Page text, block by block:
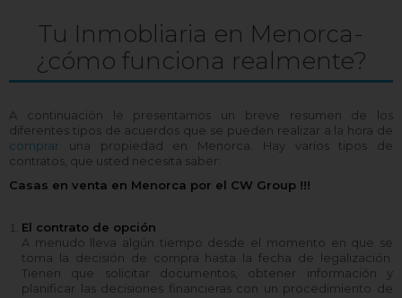
Tu Inmobliaria en Menorca-
¿cómo funciona realmente?
A continuación le presentamos un breve resumen de los
diferentes tipos de acuerdos que se pueden realizar a la hora de
comprar una propiedad en Menorca. Hay varios tipos de
contratos, que usted necesita saber:
Casas en venta en Menorca por el CW Group !!!
El contrato de opción
A menudo lleva algún tiempo desde el momento en que se
toma la decisión de compra hasta la fecha de legalización.
Tienen que solicitar documentos, obtener información y
planificar las decisiones financieras con un procedimiento de